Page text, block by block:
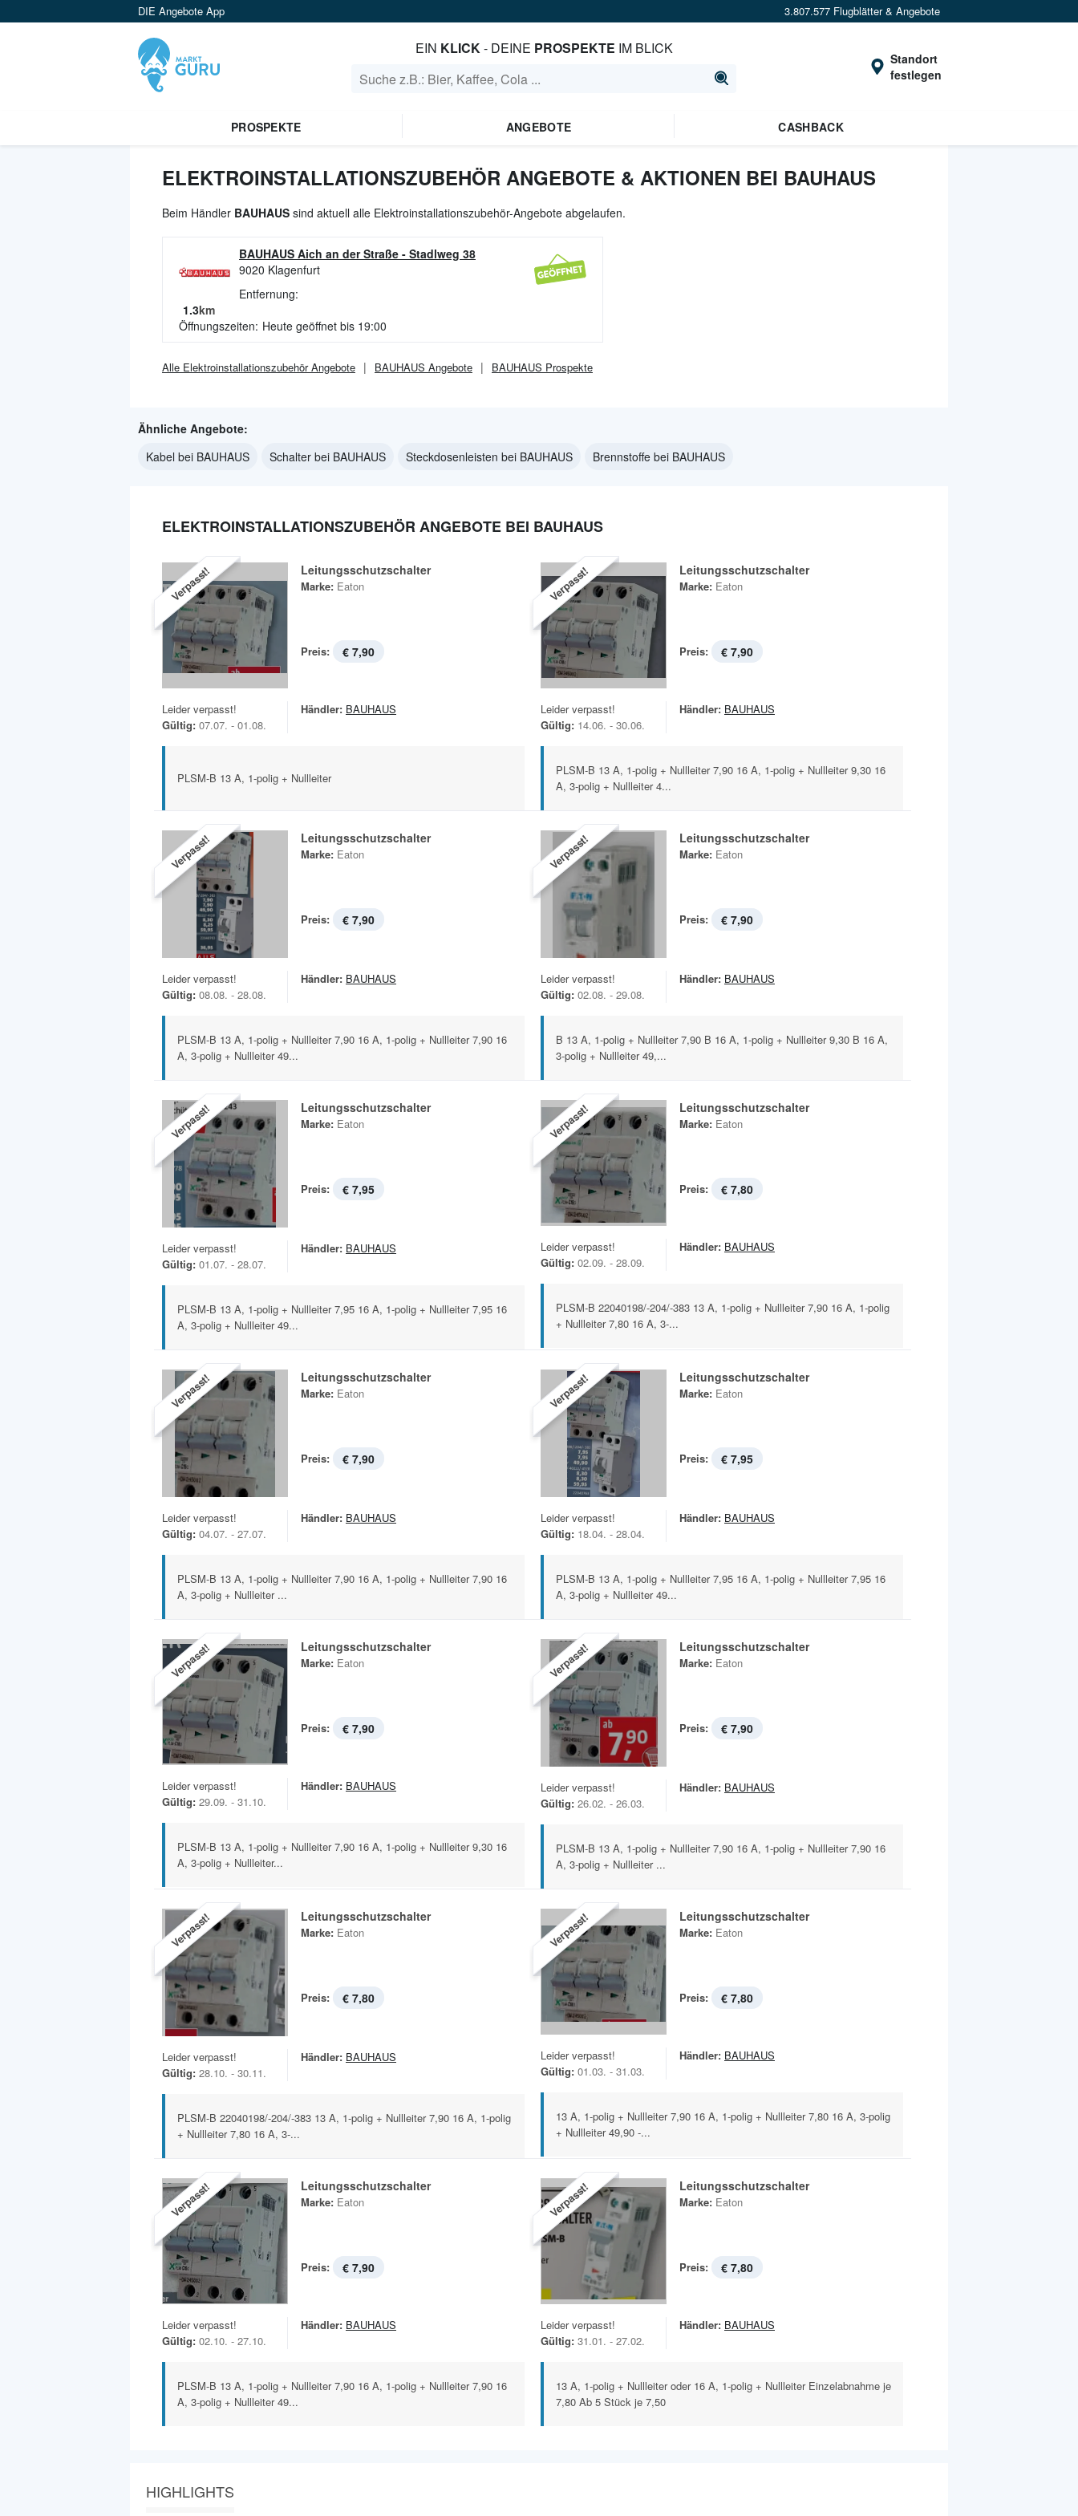
DIE Angebote App 3.807.577 Flugblätter & Angebote
EIN KLICK- DEINE PROSPEKTE IM BLICK
Standort
festlegen
PROSPEKTE ANGEBOTE CASHBACK
ELEKTROINSTALLATIONSZUBEHÖR ANGEBOTE & AKTIONEN BEI BAUHAUS
Beim Händler BAUHAUS sind aktuell alle Elektroinstallationszubehör-Angebote abgelaufen.
BAUHAUS Aich an der Straße - Stadlweg 38
9020 Klagenfurt
Entfernung:
1.3km
Öffnungszeiten: Heute geöffnet bis 19:00
Alle ElektroinstallationszubehörAngebote BAUHAUS Angebote BAUHAUS Prospekte
Ähnliche Angebote:
Kabel bei BAUHAUS
Schalter bei BAUHAUS Steckdosenleisten bei BAUHAUS Brennstoffe bei BAUHAUS
ELEKTROINSTALLATIONSZUBEHÖR ANGEBOTE BEI BAUHAUS
Verpasst! Leitungsschutzschalter
Marke: Eaton
Preis: € 7,90
Leider verpasst!
Gültig: 07.07. - 01.08.
Händler: BAUHAUS
PLSM-B 13 A, 1-polig + Nullleiter
Verpasst! Leitungsschutzschalter
Marke: Eaton
Preis: € 7,90
Leider verpasst!
Gültig: 14.06. - 30.06.
Händler: BAUHAUS
PLSM-B 13 A, 1-polig + Nullleiter 7,90 16 A, 1-polig + Nullleiter 9,30 16
A, 3-polig + Nullleiter 4...
Verpasst! Leitungsschutzschalter
Marke: Eaton
Preis: € 7,90
Leider verpasst!
Gültig: 08.08. - 28.08.
Händler: BAUHAUS
PLSM-B 13 A, 1-polig + Nullleiter 7,90 16 A, 1-polig + Nullleiter 7,90 16
A, 3-polig + Nullleiter 49...
Verpasst! Leitungsschutzschalter
Marke: Eaton
Preis: € 7,90
Leider verpasst!
Gültig: 02.08. - 29.08.
Händler: BAUHAUS
B 13 A, 1-polig + Nullleiter 7,90 B 16 A, 1-polig + Nullleiter 9,30 B 16 A,
3-polig + Nullleiter 49,...
Verpasst! Leitungsschutzschalter
Marke: Eaton
Preis: € 7,95
Leider verpasst!
Gültig: 01.07. - 28.07.
Händler: BAUHAUS
PLSM-B 13 A, 1-polig + Nullleiter 7,95 16 A, 1-polig + Nullleiter 7,95 16
A, 3-polig + Nullleiter 49...
Verpasst! Leitungsschutzschalter
Marke: Eaton
Preis: € 7,80
Leider verpasst!
Gültig: 02.09. - 28.09.
Händler: BAUHAUS
PLSM-B 22040198/-204/-383 13 A, 1-polig + Nullleiter 7,90 16 A, 1-polig
+ Nullleiter 7,80 16 A, 3-...
Verpasst! Leitungsschutzschalter
Marke: Eaton
Preis: € 7,90
Leider verpasst!
Gültig: 04.07. - 27.07.
Händler: BAUHAUS
PLSM-B 13 A, 1-polig + Nullleiter 7,90 16 A, 1-polig + Nullleiter 7,90 16
A, 3-polig + Nullleiter ...
Verpasst! Leitungsschutzschalter
Marke: Eaton
Preis: € 7,95
Leider verpasst!
Gültig: 18.04. - 28.04.
Händler: BAUHAUS
PLSM-B 13 A, 1-polig + Nullleiter 7,95 16 A, 1-polig + Nullleiter 7,95 16
A, 3-polig + Nullleiter 49...
Verpasst! Leitungsschutzschalter
Marke: Eaton
Preis: € 7,90
Leider verpasst!
Gültig: 29.09. - 31.10.
Händler: BAUHAUS
PLSM-B 13 A, 1-polig + Nullleiter 7,90 16 A, 1-polig + Nullleiter 9,30 16
A, 3-polig + Nullleiter...
Verpasst! Leitungsschutzschalter
Marke: Eaton
Preis: € 7,90
Leider verpasst!
Gültig: 26.02. - 26.03.
Händler: BAUHAUS
PLSM-B 13 A, 1-polig + Nullleiter 7,90 16 A, 1-polig + Nullleiter 7,90 16
A, 3-polig + Nullleiter ...
Verpasst! Leitungsschutzschalter
Marke: Eaton
Preis: € 7,80
Leider verpasst!
Gültig: 28.10. - 30.11.
Händler: BAUHAUS
PLSM-B 22040198/-204/-383 13 A, 1-polig + Nullleiter 7,90 16 A, 1-polig
+ Nullleiter 7,80 16 A, 3-...
Verpasst! Leitungsschutzschalter
Marke: Eaton
Preis: € 7,80
Leider verpasst!
Gültig: 01.03. - 31.03.
Händler: BAUHAUS
13 A, 1-polig + Nullleiter 7,90 16 A, 1-polig + Nullleiter 7,80 16 A, 3-polig
+ Nullleiter 49,90 -...
Verpasst! Leitungsschutzschalter
Marke: Eaton
Preis: € 7,90
Leider verpasst!
Gültig: 02.10. - 27.10.
Händler: BAUHAUS
PLSM-B 13 A, 1-polig + Nullleiter 7,90 16 A, 1-polig + Nullleiter 7,90 16
A, 3-polig + Nullleiter 49...
Verpasst! Leitungsschutzschalter
Marke: Eaton
Preis: € 7,80
Leider verpasst!
Gültig: 31.01. - 27.02.
Händler: BAUHAUS
13 A, 1-polig + Nullleiter oder 16 A, 1-polig + Nullleiter Einzelabnahme je
7,80 Ab 5 Stück je 7,50
HIGHLIGHTS